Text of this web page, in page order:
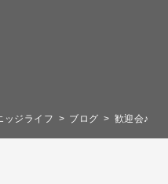
ッジライフ ブログ 歓迎会♪